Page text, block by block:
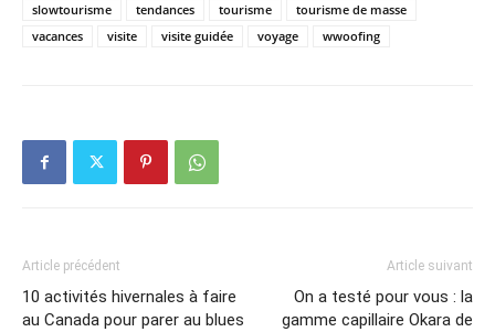
slowtourisme
tendances tourisme
tourisme de masse
vacances
visite visite guidée voyage wwoofing
Article précédent
10 activités hivernales à faire
au Canada pour parer au blues
Article suivant
On a testé pour vous : la
gamme capillaire Okara de